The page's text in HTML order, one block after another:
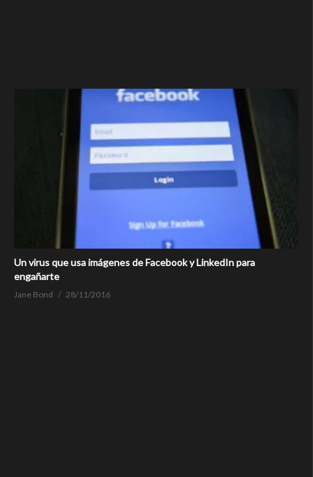
Un virus que usa imágenes de Facebook y LinkedIn para
engañarte
Jane Bond 28/11/2016